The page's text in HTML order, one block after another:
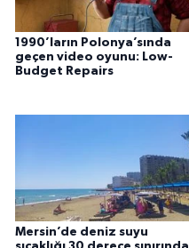
1990’ların Polonya’sında
geçen video oyunu: Low-
Budget Repairs
Mersin’de deniz suyu